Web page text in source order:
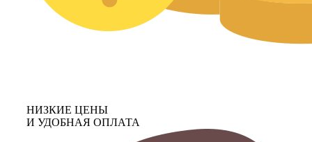
НИЗКИЕ ЦЕНЫ
И УДОБНАЯ ОПЛАТА